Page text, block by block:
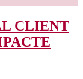
CLIENT